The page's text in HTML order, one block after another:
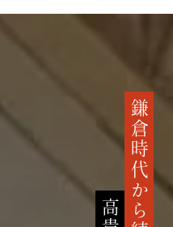
鎌倉時代から続く